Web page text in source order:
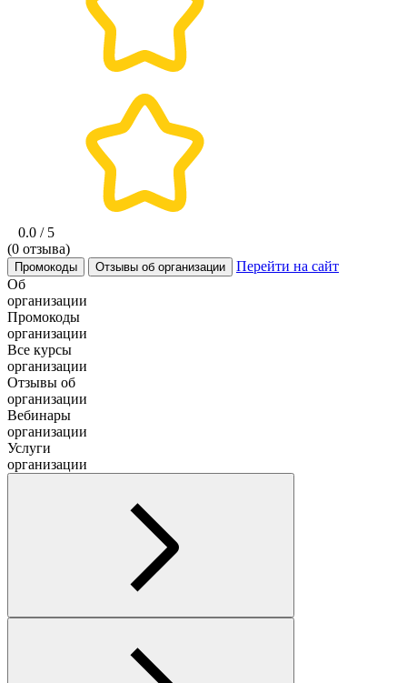
0.0 / 5
(0 отзыва)
Промокоды Отзывы об организации
Перейти на сайт
Об
организации
Промокоды
организации
Все курсы
организации
Отзывы об
организации
Вебинары
организации
Услуги
организации